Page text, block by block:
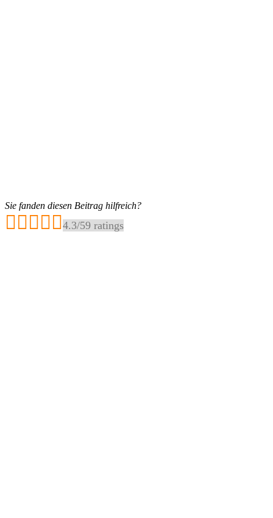
Sie fanden diesen Beitrag hilfreich?
4.3/59 ratings